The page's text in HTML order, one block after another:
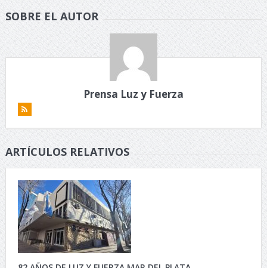
SOBRE EL AUTOR
Prensa Luz y Fuerza
ARTÍCULOS RELATIVOS